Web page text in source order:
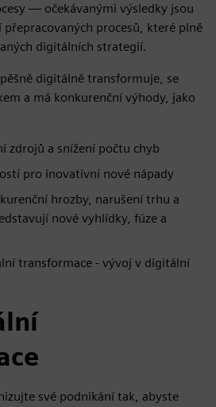
— očekávanými výsledky jsou
procesů, které plně
digitálních strategií.
digitálně transformuje, se
a má konkurenční výhody, jako
zdrojů a snížení počtu chyb
pro inovativní nové nápady
hrozby, narušení trhu a
nové vyhlídky, fúze a
transformace - vývoj v digitální
své podnikání tak, abyste